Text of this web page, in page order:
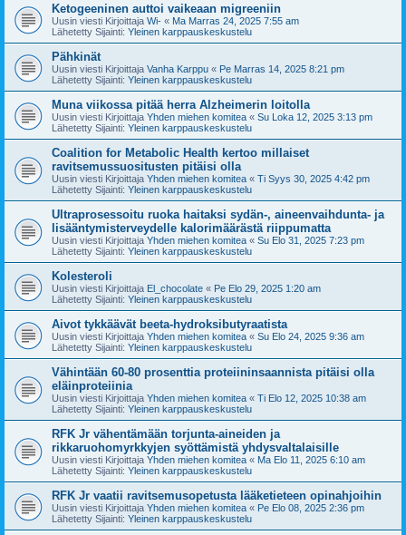
Ketogeeninen auttoi vaikeaan migreeniin
Uusin viesti Kirjoittaja Wi- « Ma Marras 24, 2025 7:55 am
Lähetetty Sijainti: Yleinen karppauskeskustelu
Pähkinät
Uusin viesti Kirjoittaja Vanha Karppu « Pe Marras 14, 2025 8:21 pm
Lähetetty Sijainti: Yleinen karppauskeskustelu
Muna viikossa pitää herra Alzheimerin loitolla
Uusin viesti Kirjoittaja Yhden miehen komitea « Su Loka 12, 2025 3:13 pm
Lähetetty Sijainti: Yleinen karppauskeskustelu
Coalition for Metabolic Health kertoo millaiset
ravitsemussuositusten pitäisi olla
Uusin viesti Kirjoittaja Yhden miehen komitea « Ti Syys 30, 2025 4:42 pm
Lähetetty Sijainti: Yleinen karppauskeskustelu
Ultraprosessoitu ruoka haitaksi sydän-, aineenvaihdunta- ja
lisääntymisterveydelle kalorimäärästä riippumatta
Uusin viesti Kirjoittaja Yhden miehen komitea « Su Elo 31, 2025 7:23 pm
Lähetetty Sijainti: Yleinen karppauskeskustelu
Kolesteroli
Uusin viesti Kirjoittaja El_chocolate « Pe Elo 29, 2025 1:20 am
Lähetetty Sijainti: Yleinen karppauskeskustelu
Aivot tykkäävät beeta-hydroksibutyraatista
Uusin viesti Kirjoittaja Yhden miehen komitea « Su Elo 24, 2025 9:36 am
Lähetetty Sijainti: Yleinen karppauskeskustelu
Vähintään 60-80 prosenttia proteiininsaannista pitäisi olla
eläinproteiinia
Uusin viesti Kirjoittaja Yhden miehen komitea « Ti Elo 12, 2025 10:38 am
Lähetetty Sijainti: Yleinen karppauskeskustelu
RFK Jr vähentämään torjunta-aineiden ja
rikkaruohomyrkkyjen syöttämistä yhdysvaltalaisille
Uusin viesti Kirjoittaja Yhden miehen komitea « Ma Elo 11, 2025 6:10 am
Lähetetty Sijainti: Yleinen karppauskeskustelu
RFK Jr vaatii ravitsemusopetusta lääketieteen opinahjoihin
Uusin viesti Kirjoittaja Yhden miehen komitea « Pe Elo 08, 2025 2:36 pm
Lähetetty Sijainti: Yleinen karppauskeskustelu